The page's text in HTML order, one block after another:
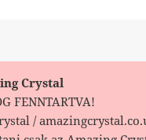
Crystal
FENNTARTVA!
/